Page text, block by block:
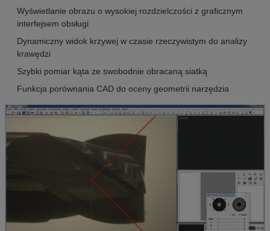
Wyświetlanie obrazu o wysokiej rozdzielczości z graficznym
interfejsem obsługi
Dynamiczny widok krzywej w czasie rzeczywistym do analizy
krawędzi
Szybki pomiar kąta ze swobodnie obracaną siatką
Funkcja porównania CAD do oceny geometrii narzędzia